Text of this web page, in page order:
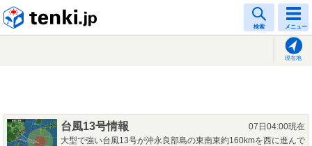
検索 メニュー
現在地
台風13号情報
07日04:00現在
大型で強い台風13号が沖永良部島の東南東約160kmを西に進んで